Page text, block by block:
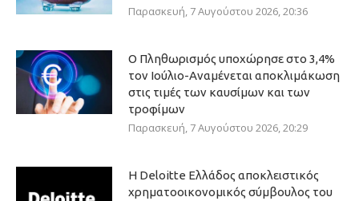
Παρασκευή, 7 Αυγούστου 2026, 20:36
Ο Πληθωρισμός υποχώρησε στο 3,4%
τον Ιούλιο-Αναμένεται αποκλιμάκωση
στις τιμές των καυσίμων και των
τροφίμων
Παρασκευή, 7 Αυγούστου 2026, 20:29
Η Deloitte Ελλάδος αποκλειστικός
χρηματοοικονομικός σύμβουλος του